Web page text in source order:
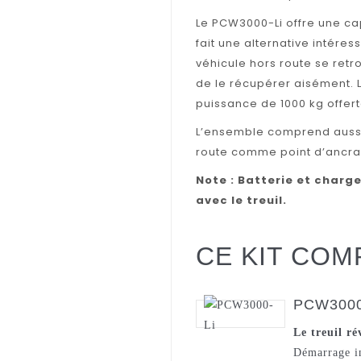
Le PCW3000-Li offre une
fait une alternative
véhicule hors route se
de le récupérer aisément.
puissance de 1000 kg
L’ensemble comprend
route comme point
Note : Batterie et
avec le treuil.
CE KIT
Le treuil
Démarrage